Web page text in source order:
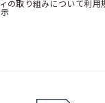
の取り組みについて利用